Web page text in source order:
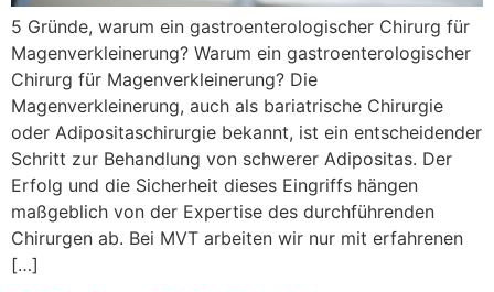
5 Gründe, warum ein gastroenterologischer Chirurg für
Magenverkleinerung? Warum ein gastroenterologischer
Chirurg für Magenverkleinerung? Die
Magenverkleinerung, auch als bariatrische Chirurgie
oder Adipositaschirurgie bekannt, ist ein entscheidender
Schritt zur Behandlung von schwerer Adipositas. Der
Erfolg und die Sicherheit dieses Eingriffs hängen
maßgeblich von der Expertise des durchführenden
Chirurgen ab. Bei MVT arbeiten wir nur mit erfahrenen
[…]